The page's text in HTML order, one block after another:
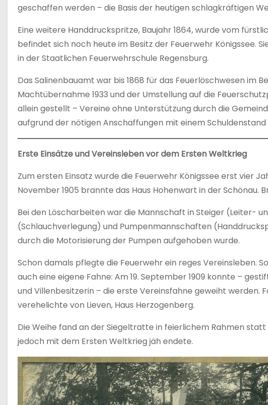
geschaffen werden – die Basis der heutigen schlagkräftigen
Eine weitere Handdruckspritze, Baujahr 1864, wurde vom
befindet sich noch heute im Besitz der Feuerwehr Königssee.
in der Staatlichen Feuerwehrschule Regensburg.
Das Salinenbauamt war bis 1868 für das Feuerlöschwesen im
Machtübernahme 1933 und der Umstellung auf die
allein gestellt – Vereine ohne Unterstützung durch die
aufgrund der nötigen Anschaffungen mit einem Schuldenstand
Erste Einsätze und Vereinsleben vor dem Ersten Weltkrieg
Zum ersten Einsatz wurde die Feuerwehr Königssee erst vier
November 1905 brannte das Haus Hohenwart in der Schönau.
Bei den Löscharbeiten war die Mannschaft in Steiger (Leiter-
(Schlauchverlegung) und Pumpenmannschaften
durch die Motorisierung der Pumpen aufgehoben wurde.
Schon damals pflegte die Feuerwehr ein reges Vereinsleben.
auch eine eigene Fahne: Am 19. September 1909 konnte –
und Villenbesitzerin – die erste Vereinsfahne geweiht werden.
verehelichte von Lieven, Haus Herzogenberg.
Die Weihe fand an der Siegeltratte in feierlichem Rahmen
jedoch mit dem Ersten Weltkrieg jäh endete.